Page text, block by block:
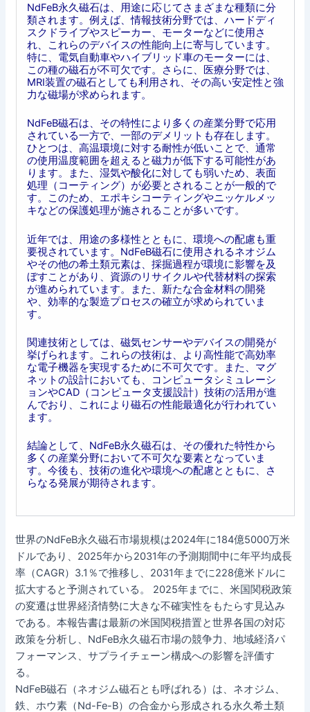
NdFeB永久磁石は、用途に応じてさまざまな種類に分
類されます。例えば、情報技術分野では、ハードディ
スクドライブやスピーカー、モーターなどに使用さ
れ、これらのデバイスの性能向上に寄与しています。
特に、電気自動車やハイブリッド車のモーターには、
この種の磁石が不可欠です。さらに、医療分野では、
MRI装置の磁石としても利用され、その高い安定性と強
力な磁場が求められます。
NdFeB磁石は、その特性により多くの産業分野で応用
されている一方で、一部のデメリットも存在します。
ひとつは、高温環境に対する耐性が低いことで、通常
の使用温度範囲を超えると磁力が低下する可能性があ
ります。また、湿気や酸化に対しても弱いため、表面
処理（コーティング）が必要とされることが一般的で
す。このため、エポキシコーティングやニッケルメッ
キなどの保護処理が施されることが多いです。
近年では、用途の多様性とともに、環境への配慮も重
要視されています。NdFeB磁石に使用されるネオジム
やその他の希土類元素は、採掘過程が環境に影響を及
ぼすことがあり、資源のリサイクルや代替材料の探索
が進められています。また、新たな合金材料の開発
や、効率的な製造プロセスの確立が求められていま
す。
関連技術としては、磁気センサーやデバイスの開発が
挙げられます。これらの技術は、より高性能で高効率
な電子機器を実現するために不可欠です。また、マグ
ネットの設計においても、コンピュータシミュレーシ
ョンやCAD（コンピュータ支援設計）技術の活用が進
んでおり、これにより磁石の性能最適化が行われてい
ます。
結論として、NdFeB永久磁石は、その優れた特性から
多くの産業分野において不可欠な要素となっていま
す。今後も、技術の進化や環境への配慮とともに、さ
らなる発展が期待されます。
世界のNdFeB永久磁石市場規模は2024年に184億5000万米
ドルであり、2025年から2031年の予測期間中に年平均成長
率（CAGR）3.1％で推移し、2031年までに228億米ドルに
拡大すると予測されている。 2025年までに、米国関税政策
の変遷は世界経済情勢に大きな不確実性をもたらす見込み
である。本報告書は最新の米国関税措置と世界各国の対応
政策を分析し、NdFeB永久磁石市場の競争力、地域経済パ
フォーマンス、サプライチェーン構成への影響を評価す
る。
NdFeB磁石（ネオジム磁石とも呼ばれる）は、ネオジム、
鉄、ホウ素（Nd-Fe-B）の合金から形成される永久希土類